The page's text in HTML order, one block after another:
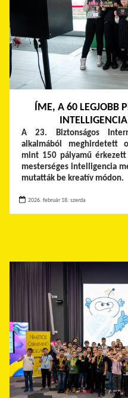
ÍME, A 60 LEGJOBB
A 23. Biztonságos
alkalmából meghirdetett
mint 150 pályamű
mesterséges intelligencia
mutatták be kreatív módon.
2026. február 18. szerda